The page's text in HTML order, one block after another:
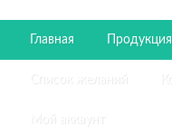
Главная Продукция